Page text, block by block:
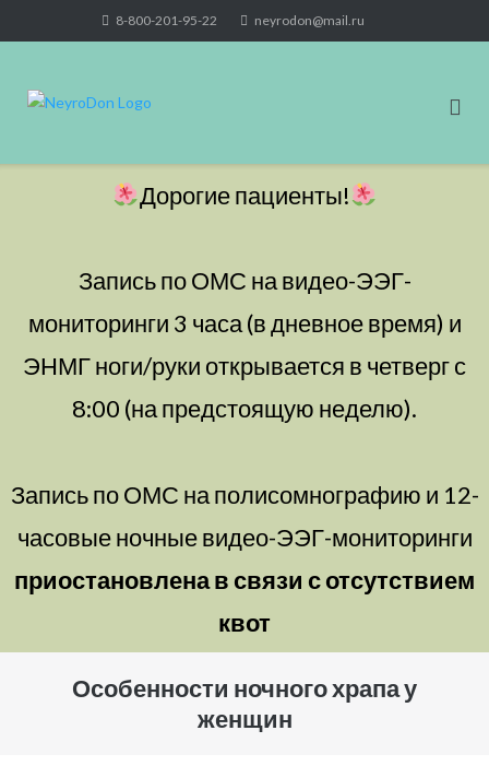
to
8-800-201-95-22 neyrodon@mail.ru
Дорогие пациенты!
Запись по ОМС на видео-ЭЭГ-
мониторинги 3 часа (в дневное время) и
ЭНМГ ноги/руки открывается в четверг с
8:00 (на предстоящую неделю).
Запись по ОМС на полисомнографию и 12-
часовые ночные видео-ЭЭГ-мониторинги
приостановлена в связи с отсутствием
квот
Особенности ночного храпа у
женщин